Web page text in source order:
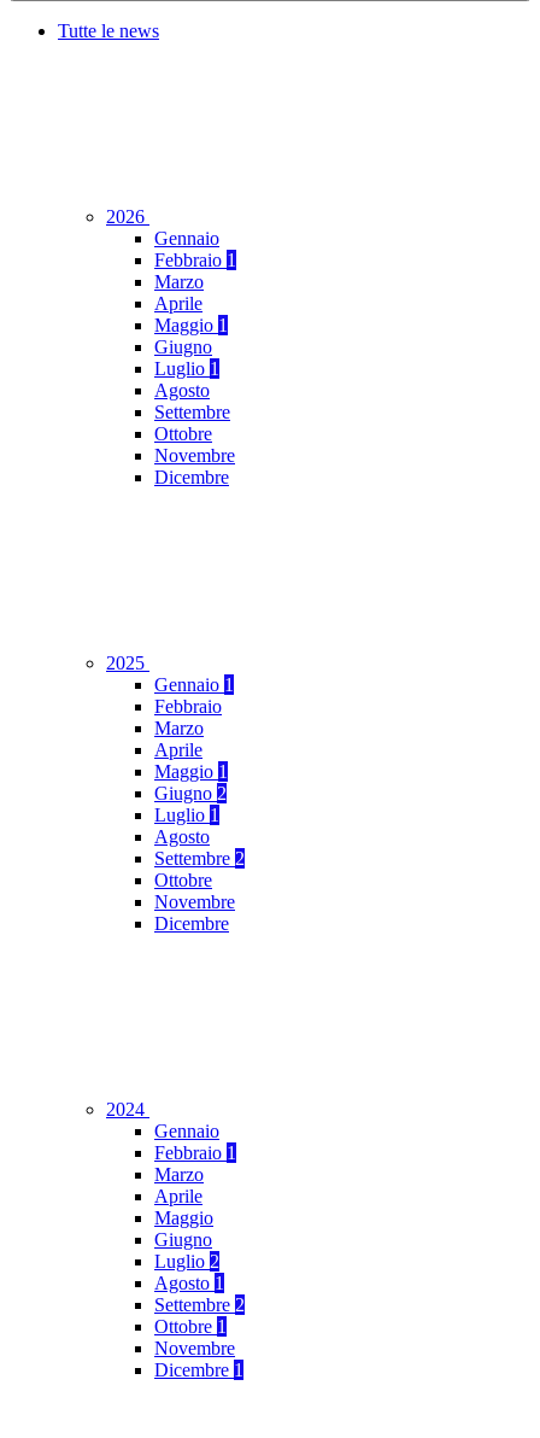
Tutte le news
2026
Gennaio
Febbraio 1
Marzo
Aprile
Maggio 1
Giugno
Luglio 1
Agosto
Settembre
Ottobre
Novembre
Dicembre
2025
Gennaio 1
Febbraio
Marzo
Aprile
Maggio 1
Giugno 2
Luglio 1
Agosto
Settembre 2
Ottobre
Novembre
Dicembre
2024
Gennaio
Febbraio 1
Marzo
Aprile
Maggio
Giugno
Luglio 2
Agosto 1
Settembre 2
Ottobre 1
Novembre
Dicembre 1